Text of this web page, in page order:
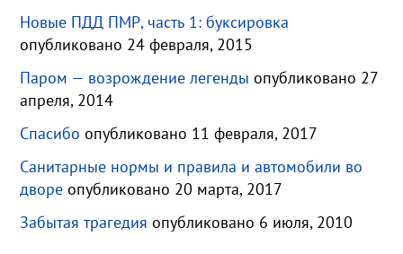
Новые ПДД ПМР, часть 1: буксировка
опубликовано 24 февраля, 2015
Паром — возрождение легенды опубликовано 27
апреля, 2014
Спасибо опубликовано 11 февраля, 2017
Санитарные нормы и правила и автомобили во
дворе опубликовано 20 марта, 2017
Забытая трагедия опубликовано 6 июля, 2010